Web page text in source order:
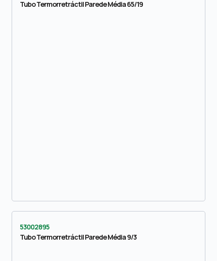
Tubo Termorretráctil Parede Média 65/19
53002895
Tubo Termorretráctil Parede Média 9/3